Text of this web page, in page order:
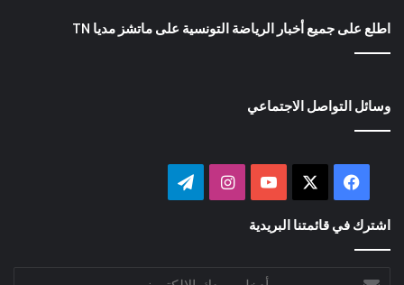
اطلع على جميع أخبار الرياضة التونسية على ماتشز مديا TN
وسائل التواصل الاجتماعي
فيسبوك ‫YouTubeانستقرام
اشترك في قائمتنا البريدية
أدخل